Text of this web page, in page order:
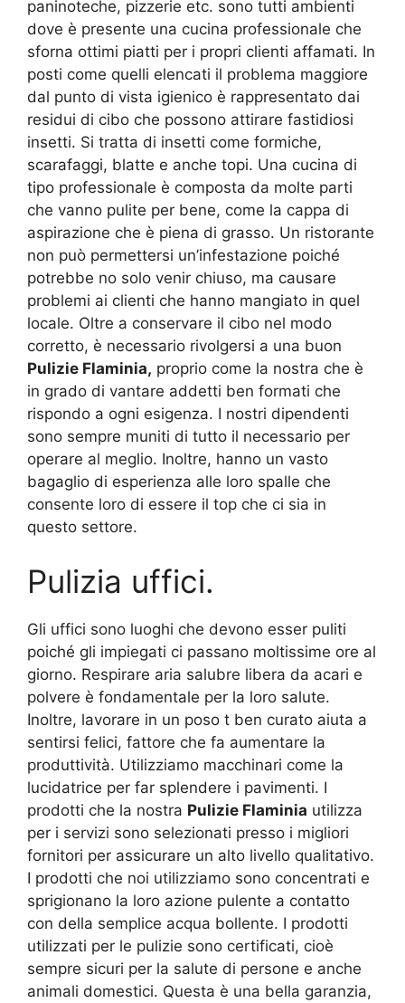
paninoteche, pizzerie etc. sono tutti ambienti
dove è presente una cucina professionale che
sforna ottimi piatti per i propri clienti affamati. In
posti come quelli elencati il problema maggiore
dal punto di vista igienico è rappresentato dai
residui di cibo che possono attirare fastidiosi
insetti. Si tratta di insetti come formiche,
scarafaggi, blatte e anche topi. Una cucina di
tipo professionale è composta da molte parti
che vanno pulite per bene, come la cappa di
aspirazione che è piena di grasso. Un ristorante
non può permettersi un’infestazione poiché
potrebbe no solo venir chiuso, ma causare
problemi ai clienti che hanno mangiato in quel
locale. Oltre a conservare il cibo nel modo
corretto, è necessario rivolgersi a una buon
Pulizie Flaminia, proprio come la nostra che è
in grado di vantare addetti ben formati che
rispondo a ogni esigenza. I nostri dipendenti
sono sempre muniti di tutto il necessario per
operare al meglio. Inoltre, hanno un vasto
bagaglio di esperienza alle loro spalle che
consente loro di essere il top che ci sia in
questo settore.
Pulizia uffici.
Gli uffici sono luoghi che devono esser puliti
poiché gli impiegati ci passano moltissime ore al
giorno. Respirare aria salubre libera da acari e
polvere è fondamentale per la loro salute.
Inoltre, lavorare in un poso t ben curato aiuta a
sentirsi felici, fattore che fa aumentare la
produttività. Utilizziamo macchinari come la
lucidatrice per far splendere i pavimenti. I
prodotti che la nostra Pulizie Flaminia utilizza
per i servizi sono selezionati presso i migliori
fornitori per assicurare un alto livello qualitativo.
I prodotti che noi utilizziamo sono concentrati e
sprigionano la loro azione pulente a contatto
con della semplice acqua bollente. I prodotti
utilizzati per le pulizie sono certificati, cioè
sempre sicuri per la salute di persone e anche
animali domestici. Questa è una bella garanzia,